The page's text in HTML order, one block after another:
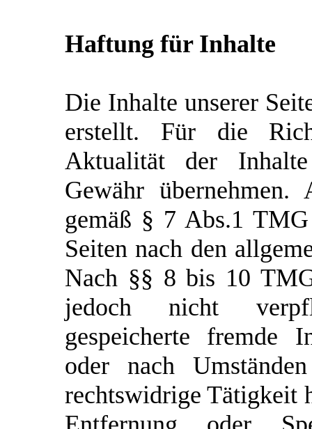
Haftung für Inhalte
Die Inhalte unserer
erstellt. Für die
Aktualität der
Gewähr
gemäß § 7 Abs.1
Seiten nach den
Nach §§ 8 bis 10
jedoch nicht
gespeicherte fremde
oder nach
rechtswidrige Tätigkeit